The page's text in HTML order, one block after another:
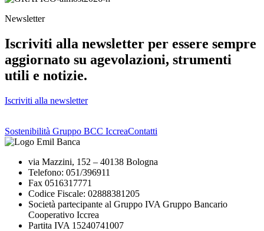
Newsletter
Iscriviti alla newsletter per essere sempre
aggiornato su agevolazioni, strumenti
utili e notizie.
Iscriviti alla newsletter
Sostenibilità Gruppo BCC IccreaContatti
via Mazzini, 152 – 40138 Bologna
Telefono: 051/396911
Fax 0516317771
Codice Fiscale: 02888381205
Società partecipante al Gruppo IVA Gruppo Bancario
Cooperativo Iccrea
Partita IVA 15240741007